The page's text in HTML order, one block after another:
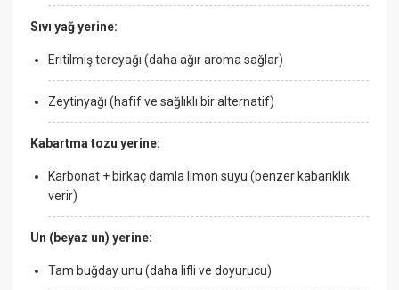
Sıvı yağ yerine:
Eritilmiş tereyağı (daha ağır aroma sağlar)
Zeytinyağı (hafif ve sağlıklı bir alternatif)
Kabartma tozu yerine:
Karbonat + birkaç damla limon suyu (benzer kabarıklık
verir)
Un (beyaz un) yerine:
Tam buğday unu (daha lifli ve doyurucu)